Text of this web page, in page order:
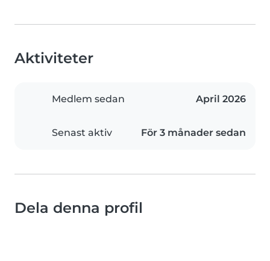
Aktiviteter
Medlem sedan April 2026
Senast aktiv För 3 månader sedan
Dela denna profil